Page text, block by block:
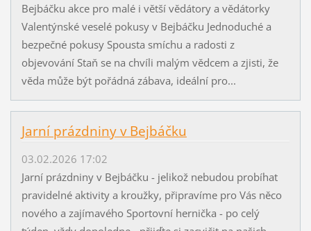
Bejbáčku akce pro malé i větší vědátory a vědátorky
Valentýnské veselé pokusy v Bejbáčku Jednoduché a
bezpečné pokusy Spousta smíchu a radosti z
objevování Staň se na chvíli malým vědcem a zjisti, že
věda může být pořádná zábava, ideální pro...
Jarní prázdniny v Bejbáčku
03.02.2026 17:02
Jarní prázdniny v Bejbáčku - jelikož nebudou probíhat
pravidelné aktivity a kroužky, připravíme pro Vás něco
nového a zajímavého Sportovní hernička - po celý